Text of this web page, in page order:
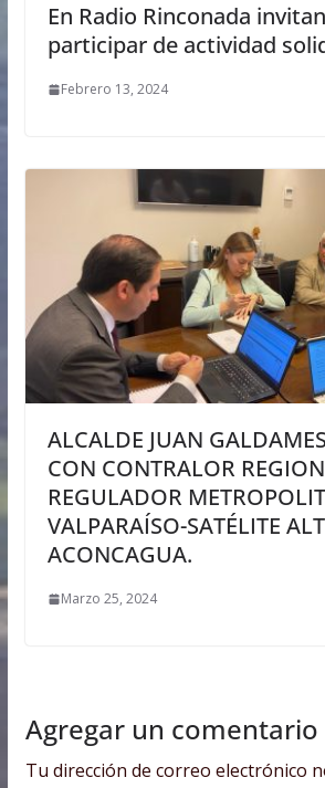
En Radio Rinconada
participar de actividad
Febrero 13, 2024
ALCALDE JUAN
CON CONTRALOR
REGULADOR
VALPARAÍSO-SATÉLITE
ACONCAGUA.
Marzo 25, 2024
Agregar un comentario
Tu dirección de correo electrónico